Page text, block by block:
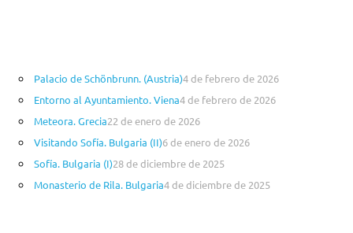
r
í
a
s
Palacio de Schönbrunn. (Austria)4 de febrero de 2026
Entorno al Ayuntamiento. Viena4 de febrero de 2026
Meteora. Grecia22 de enero de 2026
Visitando Sofía. Bulgaria (II)6 de enero de 2026
Sofía. Bulgaria (I)28 de diciembre de 2025
Monasterio de Rila. Bulgaria4 de diciembre de 2025